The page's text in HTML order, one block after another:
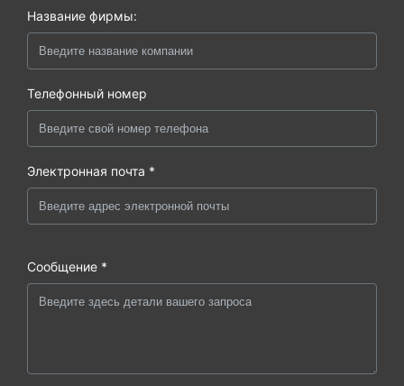
Название фирмы:
Телефонный номер
Электронная почта *
Сообщение *